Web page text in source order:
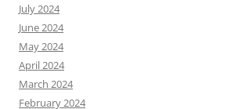
July 2024
June 2024
May 2024
April 2024
March 2024
February 2024